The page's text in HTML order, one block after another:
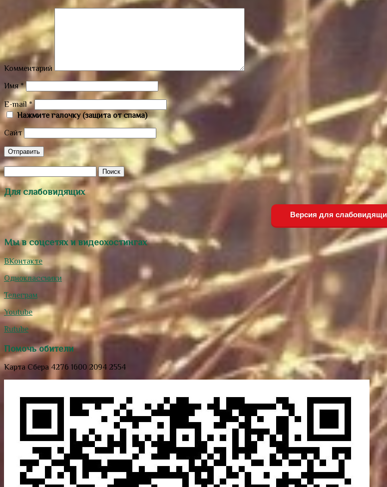
Комментарий
Имя*
E-mail*
Нажмите галочку (защита от спама)
Сайт
Для слабовидящих
Версия для
Мы в соцсетях и видеохостингах
ВКонтакте
Одноклассники
Телеграм
Youtube
Rutube
Помочь обители
Карта Сбера 4276 1600 2094 2554